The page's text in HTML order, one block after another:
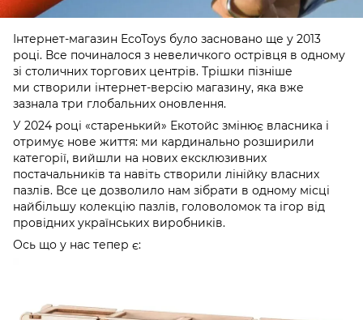
Інтернет-магазин EcoToys було засновано ще у 2013
році. Все починалося з невеличкого острівця в одному
зі столичних торгових центрів. Трішки пізніше
ми створили інтернет-версію магазину, яка вже
зазнала три глобальних оновлення.
У 2024 році «старенький» Екотойс змінює власника і
отримує нове життя: ми кардинально розширили
категорії, вийшли на нових ексклюзивних
постачальників та навіть створили лінійку власних
пазлів. Все це дозволило нам зібрати в одному місці
найбільшу колекцію пазлів, головоломок та ігор від
провідних українських виробників.
Ось що у нас тепер є: